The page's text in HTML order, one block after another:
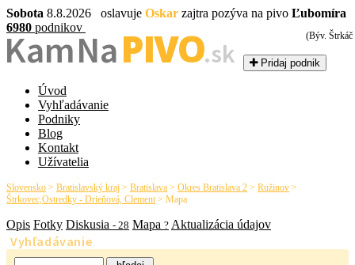
Sobota 8.8.2026 oslavuje Oskar zajtra pozýva na pivo Ľubomíra
6980 podnikov
Kam NaPIVO.sk Pridaj podnik
Úvod
Vyhľadávanie
Podniky
Blog
Kontakt
Užívatelia
Slovensko > Bratislavský kraj > Bratislava > Okres Bratislava 2 > Ružinov >
Štrkovec,Ostredky - Drieňová, Clement> Mapa
Opis Fotky Diskusia - 28 Mapa ? Aktualizácia údajov
Vyhľadávanie
(Býv.